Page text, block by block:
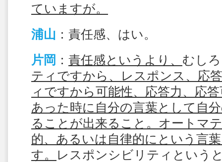
ていますが。
浦山 ：責任感、はい。
片岡 ： 責任感というより、 むし
ティですから、レスポンス、応
ィですから可能性、応答力、応
あった時に自分の言葉として自
ることが出来ること。オートマ
的、あるいは自律的にという言
す。
レスポンシビリティという